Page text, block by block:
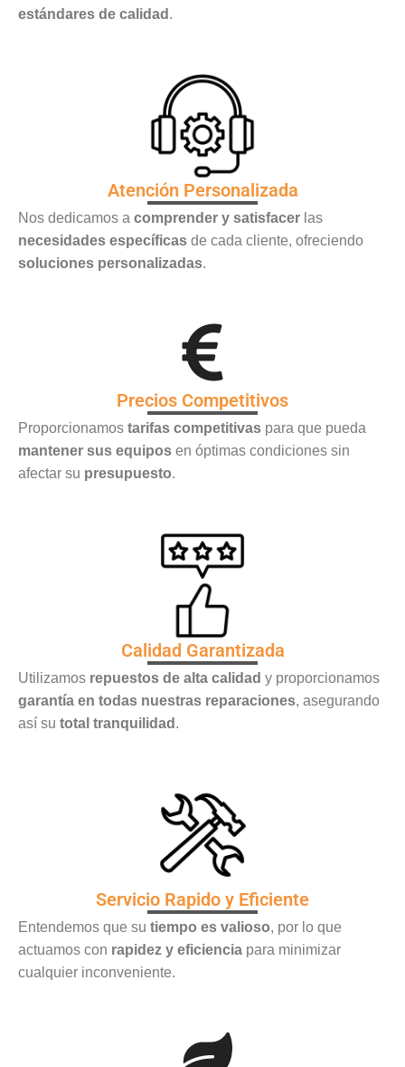
estándares de calidad .
Atención Personalizada
Nos dedicamos a comprender y satisfacer las
necesidades específicas de cada cliente, ofreciendo
soluciones personalizadas.
Precios Competitivos
Proporcionamos tarifas competitivas para que pueda
mantener sus equipos en óptimas condiciones sin
afectar su presupuesto.
Calidad Garantizada
Utilizamos repuestos de alta calidad y proporcionamos
garantía en todas nuestras reparaciones, asegurando
así su total tranquilidad .
Servicio Rapido y Eficiente
Entendemos que su tiempo es valioso, por lo que
actuamos con rapidez y eficiencia para minimizar
cualquier inconveniente.